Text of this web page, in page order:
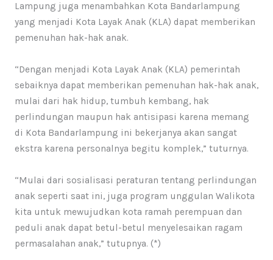
Lampung juga menambahkan Kota Bandarlampung
yang menjadi Kota Layak Anak (KLA) dapat memberikan
pemenuhan hak-hak anak.
“Dengan menjadi Kota Layak Anak (KLA) pemerintah
sebaiknya dapat memberikan pemenuhan hak-hak anak,
mulai dari hak hidup, tumbuh kembang, hak
perlindungan maupun hak antisipasi karena memang
di Kota Bandarlampung ini bekerjanya akan sangat
ekstra karena personalnya begitu komplek,” tuturnya.
“Mulai dari sosialisasi peraturan tentang perlindungan
anak seperti saat ini, juga program unggulan Walikota
kita untuk mewujudkan kota ramah perempuan dan
peduli anak dapat betul-betul menyelesaikan ragam
permasalahan anak,” tutupnya. (*)